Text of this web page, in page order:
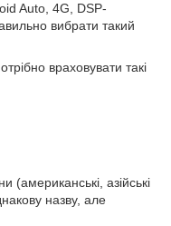
Auto, 4G, DSP-
вибрати такий
враховувати такі
азійські
назву, але